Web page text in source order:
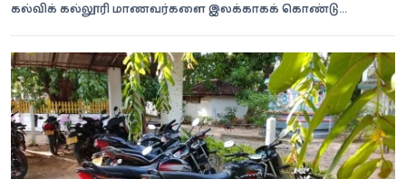
கல்விக் கல்லூரி மாணவர்களை இலக்காகக் கொண்டு